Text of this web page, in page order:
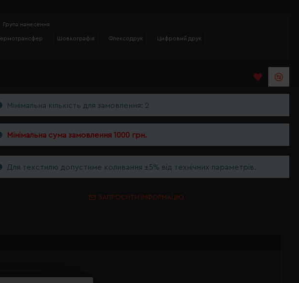
Група нанесення
Шовкографія Флексодрук Цифровий друк
Мінімальна кількість для замовлення: 2
Мінімальна сума замовлення 1000 грн.
Для текстилю допустиме коливання ±5% від технічних параметрів.
ЗАПРОСИТИ ІНФОРМАЦІЮ